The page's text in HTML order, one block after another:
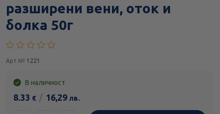
разширени вени, оток и
болка 50г
Арт.№ 1221
В наличност
8.33 € / 16,29 лв.